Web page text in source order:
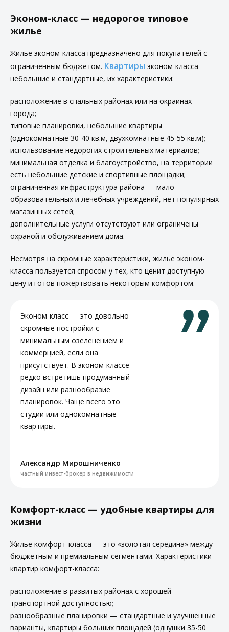
Эконом-класс — недорогое типовое
жилье
Жилье эконом-класса предназначено для покупателей с
ограниченным бюджетом. Квартиры эконом-класса —
небольшие и стандартные, их характеристики:
расположение в спальных районах или на окраинах
города;
типовые планировки, небольшие квартиры
(однокомнатные 30-40 кв.м, двухкомнатные 45-55 кв.м);
использование недорогих строительных материалов;
минимальная отделка и благоустройство, на территории
есть небольшие детские и спортивные площадки;
ограниченная инфраструктура района — мало
образовательных и лечебных учреждений, нет популярных
магазинных сетей;
дополнительные услуги отсутствуют или ограничены
охраной и обслуживанием дома.
Несмотря на скромные характеристики, жилье эконом-
класса пользуется спросом у тех, кто ценит доступную
цену и готов пожертвовать некоторым комфортом.
Эконом-класс — это довольно
скромные постройки с
минимальным озеленением и
коммерцией, если она
присутствует. В эконом-классе
редко встретишь продуманный
дизайн или разнообразие
планировок. Чаще всего это
студии или однокомнатные
квартиры.
Александр Мирошниченко
частный инвест-брокер в недвижимости
Комфорт-класс — удобные квартиры для
жизни
Жилье комфорт-класса — это «золотая середина» между
бюджетным и премиальным сегментами. Характеристики
квартир комфорт-класса:
расположение в развитых районах с хорошей
транспортной доступностью;
разнообразные планировки — стандартные и улучшенные
варианты, квартиры больших площадей (однушки 35-50